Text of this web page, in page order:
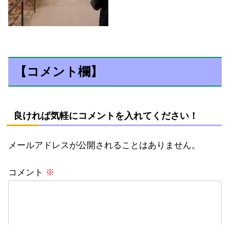
【コメント欄】
良ければ気軽にコメントを入れてください！
メールアドレスが公開されることはありません。
コメント ※